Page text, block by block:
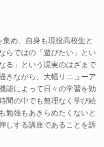
め、自身も現役高校生と
らではの「遊びたい」とい
る」という現実のはざまで
きながら、大幅リニューア
能によって日々の学習を効
間の中でも無理なく学び続
勉強もあきらめたくないと
しする講座であることを訴